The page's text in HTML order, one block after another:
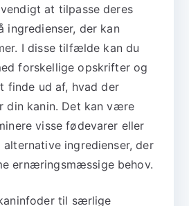
at tilpasse deres
ingredienser, der kan
I disse tilfælde kan du
forskellige opskrifter og
finde ud af, hvad der
din kanin. Det kan være
visse fødevarer eller
ingredienser, der
ernæringsmæssige behov.
til særlige